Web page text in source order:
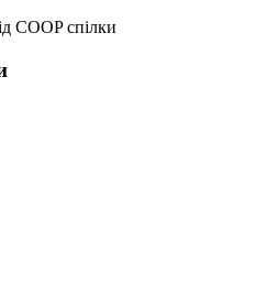
COOP спілки